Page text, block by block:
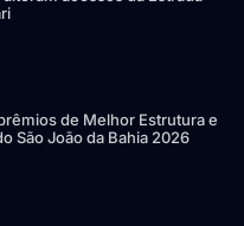
de Melhor Estrutura e
São João da Bahia 2026